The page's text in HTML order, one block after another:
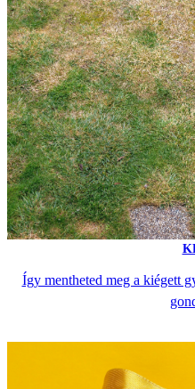
Így mentheted meg a kiégett